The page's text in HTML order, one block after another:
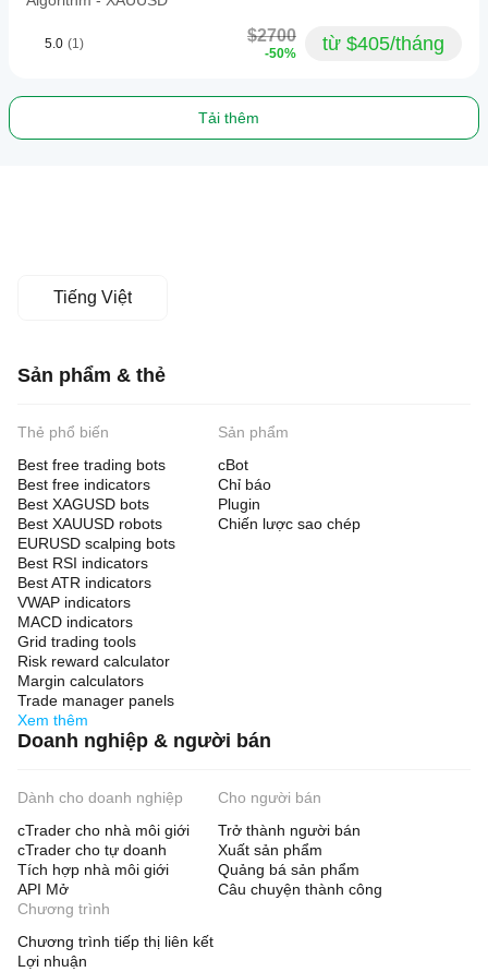
5.0 (1) $2700
-50% từ $405/tháng
Tải thêm
Tiếng Việt
Sản phẩm & thẻ
Thẻ phổ biến
Best free trading bots
Best free indicators
Best XAGUSD bots
Best XAUUSD robots
EURUSD scalping bots
Best RSI indicators
Best ATR indicators
VWAP indicators
MACD indicators
Grid trading tools
Risk reward calculator
Margin calculators
Trade manager panels
Xem thêm
Sản phẩm
cBot
Chỉ báo
Plugin
Chiến lược sao chép
Doanh nghiệp & người bán
Dành cho doanh nghiệp
cTrader cho nhà môi giới
cTrader cho tự doanh
Tích hợp nhà môi giới
API Mở
Cho người bán
Trở thành người bán
Xuất sản phẩm
Quảng bá sản phẩm
Câu chuyện thành công
Chương trình
Chương trình tiếp thị liên kết
Lợi nhuận